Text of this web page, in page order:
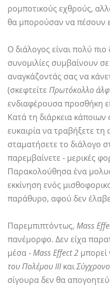
ρομποτικούς εχθρούς,
θα μπορούσαν να πέσουν
Ο διάλογος είναι πολύ
συνομιλίες συμβαίνουν
αναγκάζοντάς σας να
(σκεφτείτε Πρωτόκολλο
ενδιαφέρουσα προσθήκη
Κατά τη διάρκεια κάποιων
ευκαιρία να τραβήξετε τη
σταματήσετε το διάλογο
παρεμβαίνετε - μερικές
Παρακολούθησα ένα
εκκίνηση ενός
παράθυρο, αφού δεν
Παρεμπιπτόντως, Mass
πανέμορφο. Δεν είχα
μέσα -Mass Effect 2 μπορεί
του Πολέμου ΙΙΙκαι
σίγουρα δεν θα